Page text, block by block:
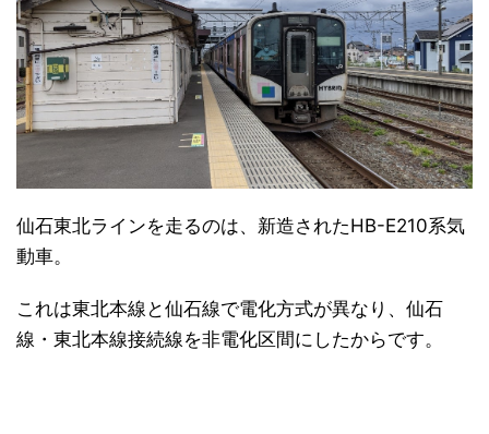
仙石東北ラインを走るのは、新造されたHB-E210系気
動車。
これは東北本線と仙石線で電化方式が異なり、仙石
線・東北本線接続線を非電化区間にしたからです。